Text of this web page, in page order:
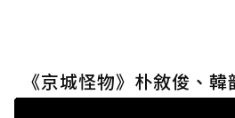
《京城怪物》朴敘俊、